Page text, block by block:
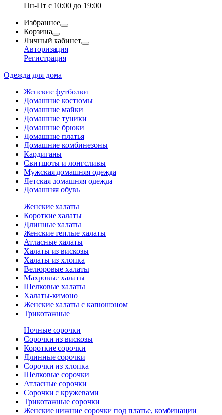
Пн-Пт с 10:00 до 19:00
Избранное
Корзина
Личный кабинет
Авторизация
Регистрация
Одежда для дома
Женские футболки
Домашние костюмы
Домашние майки
Домашние туники
Домашние брюки
Домашние платья
Домашние комбинезоны
Кардиганы
Свитшоты и лонгсливы
Мужская домашняя одежда
Детская домашняя одежда
Домашняя обувь
Женские халаты
Короткие халаты
Длинные халаты
Женские теплые халаты
Атласные халаты
Халаты из вискозы
Халаты из хлопка
Велюровые халаты
Махровые халаты
Шелковые халаты
Халаты-кимоно
Женские халаты с капюшоном
Трикотажные
Ночные сорочки
Сорочки из вискозы
Короткие сорочки
Длинные сорочки
Сорочки из хлопка
Шелковые сорочки
Атласные сорочки
Сорочки с кружевами
Трикотажные сорочки
Женские нижние сорочки под платье, комбинации